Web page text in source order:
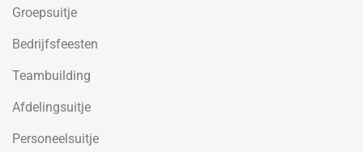
Groepsuitje
Bedrijfsfeesten
Teambuilding
Afdelingsuitje
Personeelsuitje